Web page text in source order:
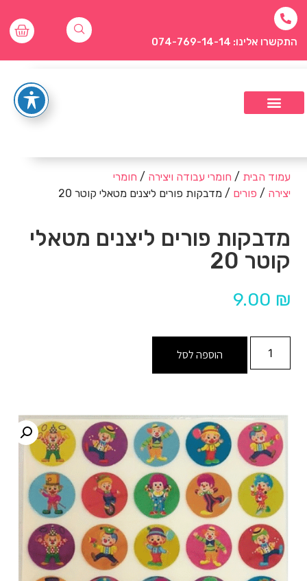
התקשרו אלינו: 074-769-14-14
עמוד הבית / חומרי עבודה ויצירה / חומרי
יצירה / פורים / מדבקות פורים ליצנים מטאלי קוטר 20
מדבקות פורים ליצנים מטאלי
קוטר 20
9.00 ₪
הוספה לסל